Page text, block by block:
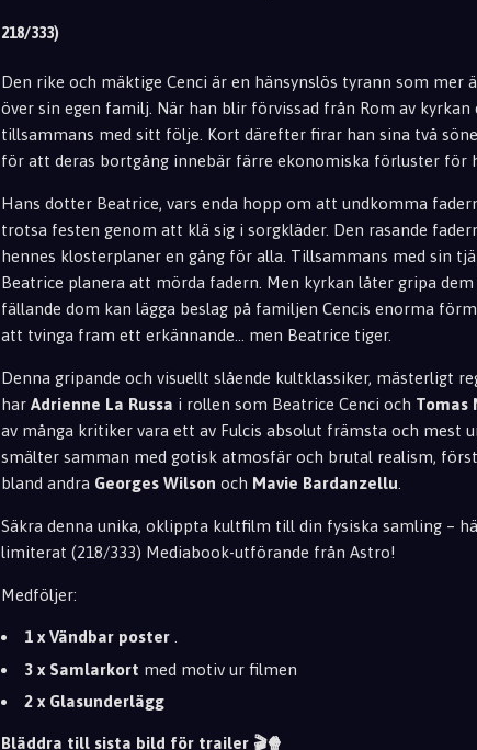
218/333)
Den rike och mäktige Cenci är en hänsynslös tyrann som mer
över sin egen familj. När han blir förvissad från Rom av
tillsammans med sitt följe. Kort därefter firar han sina två
för att deras bortgång innebär färre ekonomiska förluster för
Hans dotter Beatrice, vars enda hopp om att undkomma
trotsa festen genom att klä sig i sorgkläder. Den rasande
hennes klosterplaner en gång för alla. Tillsammans med sin
Beatrice planera att mörda fadern. Men kyrkan låter gripa
fällande dom kan lägga beslag på familjen Cencis enorma
att tvinga fram ett erkännande... men Beatrice tiger.
Denna gripande och visuellt slående kultklassiker, mästerligt
har Adrienne La Russa i rollen som Beatrice Cenci och Tomas
av många kritiker vara ett av Fulcis absolut främsta och mest
smälter samman med gotisk atmosfär och brutal realism,
bland andra Georges Wilson och Mavie Bardanzellu
Säkra denna unika, oklippta kultfilm till din fysiska samling –
limiterat (218/333) Mediabook-utförande från Astro!
Medföljer:
1 x Vändbar poster
3 x Samlarkort med motiv ur filmen
2 x Glasunderlägg
Bläddra till sista bild för trailer 🎬🍿